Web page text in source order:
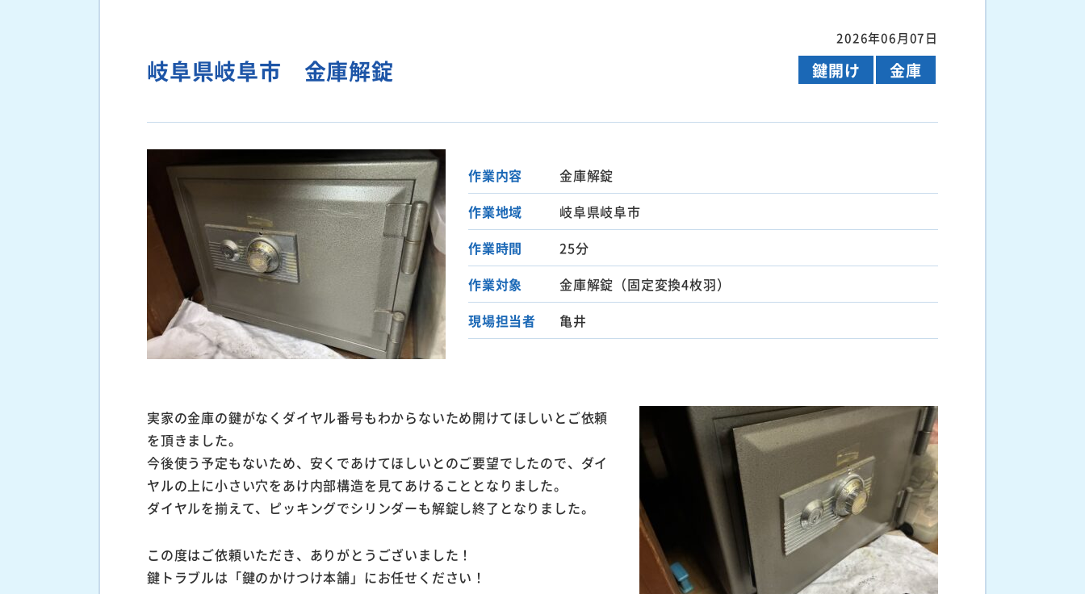
2026年06月07日
岐阜県岐阜市 金庫解錠 鍵開け 金庫
作業内容
金庫解錠
作業地域
岐阜県岐阜市
作業時間
25分
作業対象
金庫解錠（固定変換4枚羽）
現場担当者
亀井
実家の金庫の鍵がなくダイヤル番号もわからないため開けてほしいとご依頼
を頂きました。
今後使う予定もないため、安くであけてほしいとのご要望でしたので、ダイ
ヤルの上に小さい穴をあけ内部構造を見てあけることとなりました。
ダイヤルを揃えて、ピッキングでシリンダーも解錠し終了となりました。
この度はご依頼いただき、ありがとうございました！
鍵トラブルは「鍵のかけつけ本舗」にお任せください！